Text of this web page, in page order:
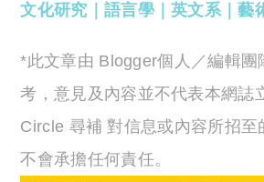
文化研究 語言學｜英文系｜藝
*此文章由 Blogger個人／編輯團
考，意見及內容並不代表本網誌
Circle 尋補 對信息或內容所招至
不會承擔任何責任。